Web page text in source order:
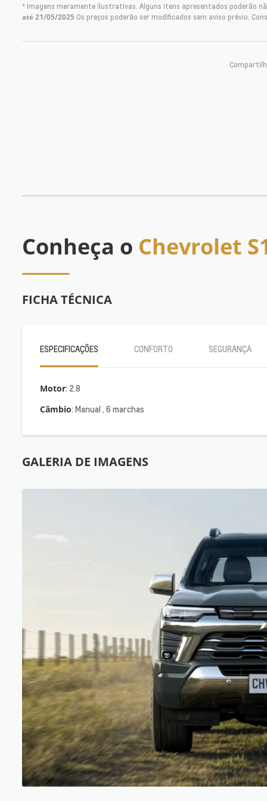
* Imagens meramente ilustrativas. Alguns itens apresentados poderão
até 21/05/2025 Os preços poderão ser modificados sem aviso prévio.
Conheça o Chevrolet
FICHA TÉCNICA
ESPECIFICAÇÕES CONFORTO SEGURANÇA
Motor : 2.8
Câmbio : Manual , 6 marchas
GALERIA DE IMAGENS